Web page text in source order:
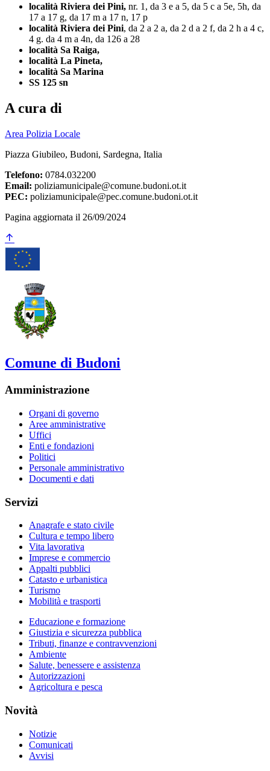
località Riviera dei Pini, nr. 1, da 3 e a 5, da 5 c a 5e, 5h, da
17 a 17 g, da 17 m a 17 n, 17 p
località Riviera dei Pini, da 2 a 2 a, da 2 d a 2 f, da 2 h a 4 c,
4 g. da 4 m a 4n, da 126 a 28
località Sa Raiga,
località La Pineta,
località Sa Marina
SS 125 sn
A cura di
Area Polizia Locale
Piazza Giubileo, Budoni, Sardegna, Italia
Telefono: 0784.032200
Email: poliziamunicipale@comune.budoni.ot.it
PEC: poliziamunicipale@pec.comune.budoni.ot.it
Pagina aggiornata il 26/09/2024
Comune di Budoni
Amministrazione
Organi di governo
Aree amministrative
Uffici
Enti e fondazioni
Politici
Personale amministrativo
Documenti e dati
Servizi
Anagrafe e stato civile
Cultura e tempo libero
Vita lavorativa
Imprese e commercio
Appalti pubblici
Catasto e urbanistica
Turismo
Mobilità e trasporti
Educazione e formazione
Giustizia e sicurezza pubblica
Tributi, finanze e contravvenzioni
Ambiente
Salute, benessere e assistenza
Autorizzazioni
Agricoltura e pesca
Novità
Notizie
Comunicati
Avvisi